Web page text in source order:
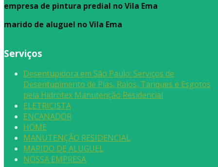
empresa de pintura predial no Vila Ema
marido de aluguel no Vila Ema
Serviços
Desentupidora em São Paulo: Serviços de
Desentupimento de Pias, Ralos, Tanques e Esgotos
pela Hidrotex Manutenção Residencial
ELETRICISTA
ENCANADOR
HOME
MANUTENÇÃO RESIDENCIAL
MARIDO DE ALUGUEL
NOSSA EMPRESA